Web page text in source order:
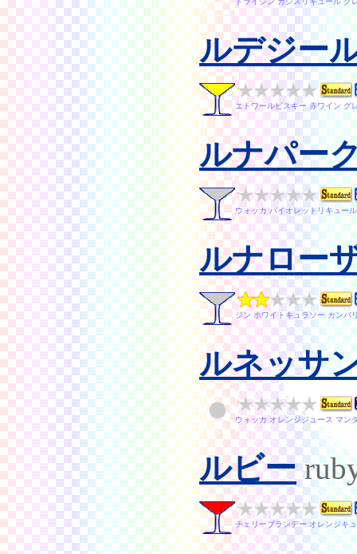
ルデジー
エトワールビスキー 赤ワイン グ
ルナパー
ウォッカ バイオレットリキュー
ルナロー
ジン ホワイトキュラソー カンパ
ルネッサ
ウォッカ オレンジジュース マン
ルビー
チェリーブランデー オレンジキ